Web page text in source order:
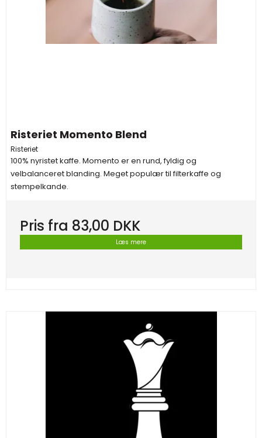
Risteriet Momento Blend
Risteriet
100% nyristet kaffe. Momento er en rund, fyldig og
velbalanceret blanding. Meget populær til filterkaffe og
stempelkande.
Pris fra 83,00 DKK
Læs mere